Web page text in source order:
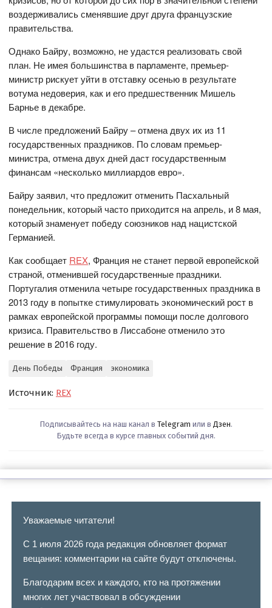
воздерживались сменявшие друг друга французские
правительства.
Однако Байру, возможно, не удастся реализовать свой
план. Не имея большинства в парламенте, премьер-
министр рискует уйти в отставку осенью в результате
вотума недоверия, как и его предшественник Мишель
Барнье в декабре.
В числе предложений Байру – отмена двух их из 11
государственных праздников. По словам премьер-
министра, отмена двух дней даст государственным
финансам «несколько миллиардов евро».
Байру заявил, что предложит отменить Пасхальный
понедельник, который часто приходится на апрель, и 8 мая,
который знаменует победу союзников над нацистской
Германией.
Как сообщает REX, Франция не станет первой европейской
страной, отменившей государственные праздники.
Португалия отменила четыре государственных праздника в
2013 году в попытке стимулировать экономический рост в
рамках европейской программы помощи после долгового
кризиса. Правительство в Лиссабоне отменило это
решение в 2016 году.
День Победы Франция экономика
Источник: REX
Подписывайтесь на наш канал в Telegram или в Дзен.
Будьте всегда в курсе главных событий дня.
Уважаемые читатели!
С 1 июля 2026 года редакция обновляет формат
вещания: комментарии на сайте будут отключены.
Благодарим всех и каждого, кто на протяжении
многих лет участвовал в обсуждении